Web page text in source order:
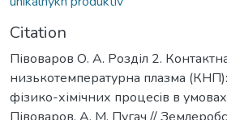
Citation
Півоваров О. А. Розділ 2.
низькотемпературна плазма (КНП):
фізико-хімічних процесів в